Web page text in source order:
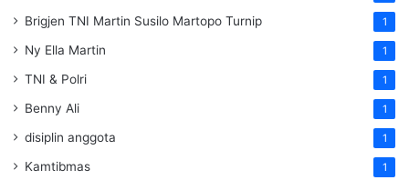
Brigjen TNI Martin Susilo Martopo Turnip 1
Ny Ella Martin 1
TNI & Polri 1
Benny Ali 1
disiplin anggota 1
Kamtibmas 1